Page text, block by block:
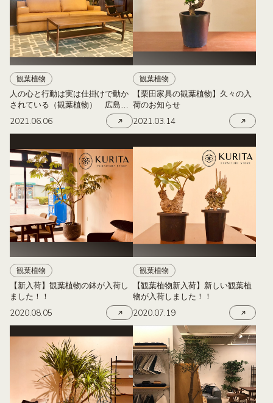
観葉植物
人の心と行動は実は仕掛けで動か
されている（観葉植物） 広島の
西区商工センターにある栗田家具
2021.06.06
観葉植物
【栗田家具の観葉植物】久々の入
荷のお知らせ
2021.03.14
観葉植物
【新入荷】観葉植物の鉢が入荷し
ました！！
2020.08.05
観葉植物
【観葉植物新入荷】新しい観葉植
物が入荷しました！！
2020.07.19